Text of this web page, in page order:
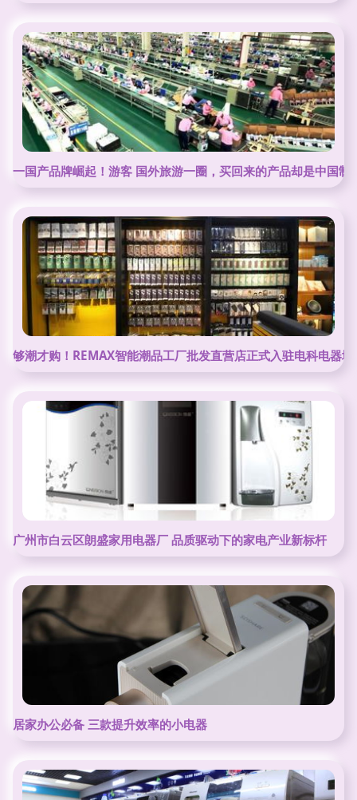
一国产品牌崛起！游客 国外旅游一圈，买回来的产品却是中国制
够潮才购！REMAX智能潮品工厂批发直营店正式入驻电科电器城
广州市白云区朗盛家用电器厂 品质驱动下的家电产业新标杆
居家办公必备 三款提升效率的小电器